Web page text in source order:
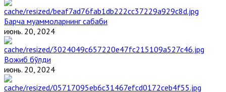
Барча муаммоларнинг сабаби
июнь. 20, 2024
Вожиб бўлди
июнь. 20, 2024